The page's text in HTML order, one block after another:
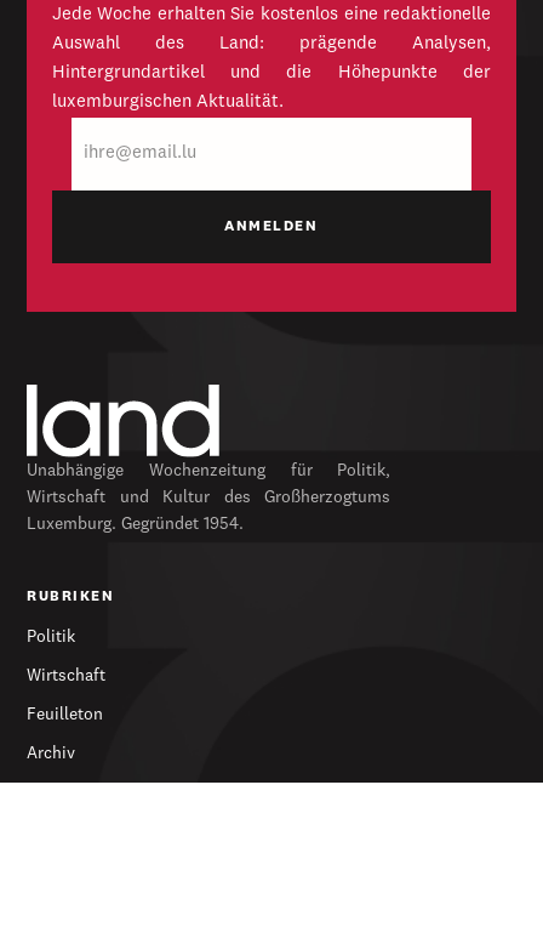
Jede Woche erhalten Sie kostenlos eine redaktionelle
Auswahl des Land: prägende Analysen,
Hintergrundartikel und die Höhepunkte der
luxemburgischen Aktualität.
Mail
Unabhängige Wochenzeitung für Politik,
Wirtschaft und Kultur des Großherzogtums
Luxemburg. Gegründet 1954.
RUBRIKEN
Politik
Wirtschaft
Feuilleton
Archiv